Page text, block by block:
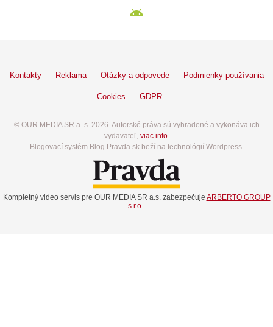
Kontakty Reklama Otázky a odpovede Podmienky používania
Cookies GDPR
© OUR MEDIA SR a. s. 2026. Autorské práva sú vyhradené a vykonáva ich
vydavateľ, viac info.
Blogovací systém Blog.Pravda.sk beží na technológií Wordpress.
Kompletný video servis pre OUR MEDIA SR a.s. zabezpečuje ARBERTO GROUP
s.r.o.